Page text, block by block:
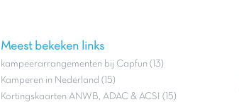
Meest bekeken links
kampeerarrangementen bij Capfun (13)
Kamperen in Nederland (15)
Kortingskaarten ANWB, ADAC & ACSI (15)